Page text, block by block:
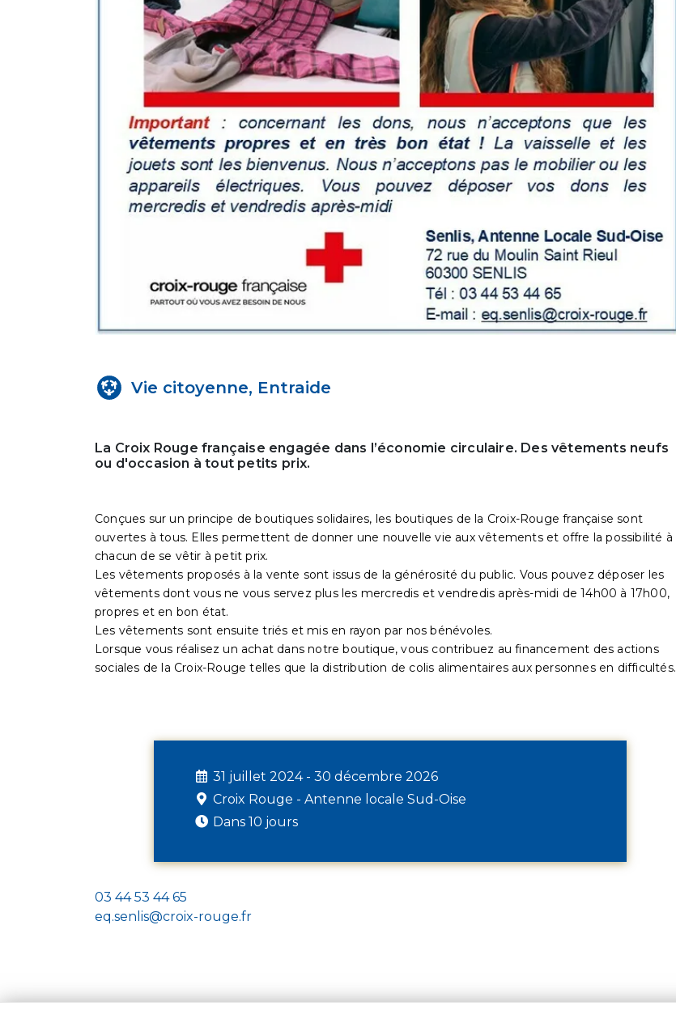
Vie citoyenne, Entraide
La Croix Rouge française engagée dans l’économie circulaire. Des vêtements neufs
ou d'occasion à tout petits prix.
Conçues sur un principe de boutiques solidaires, les boutiques de la Croix-Rouge française sont
ouvertes à tous. Elles permettent de donner une nouvelle vie aux vêtements et offre la possibilité à
chacun de se vêtir à petit prix.
Les vêtements proposés à la vente sont issus de la générosité du public. Vous pouvez déposer les
vêtements dont vous ne vous servez plus les mercredis et vendredis après-midi de 14h00 à 17h00,
propres et en bon état.
Les vêtements sont ensuite triés et mis en rayon par nos bénévoles.
Lorsque vous réalisez un achat dans notre boutique, vous contribuez au financement des actions
sociales de la Croix-Rouge telles que la distribution de colis alimentaires aux personnes en difficultés.
31 juillet 2024 - 30 décembre 2026
Croix Rouge - Antenne locale Sud-Oise
Dans 10 jours
03 44 53 44 65
eq.senlis@croix-rouge.fr